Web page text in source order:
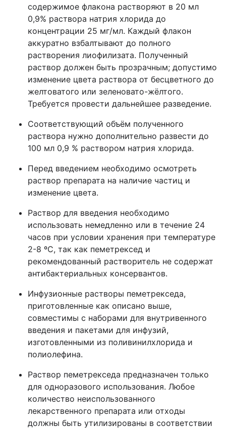
содержимое флакона растворяют в 20 мл
0,9% раствора натрия хлорида до
концентрации 25 мг/мл. Каждый флакон
аккуратно взбалтывают до полного
растворения лиофилизата. Полученный
раствор должен быть прозрачным; допустимо
изменение цвета раствора от бесцветного до
желтоватого или зеленовато-жёлтого.
Требуется провести дальнейшее разведение.
Соответствующий объём полученного
раствора нужно дополнительно развести до
100 мл 0,9 % раствором натрия хлорида.
Перед введением необходимо осмотреть
раствор препарата на наличие частиц и
изменение цвета.
Раствор для введения необходимо
использовать немедленно или в течение 24
часов при условии хранения при температуре
2-8 ºС, так как пеметрексед и
рекомендованный растворитель не содержат
антибактериальных консервантов.
Инфузионные растворы пеметрекседа,
приготовленные как описано выше,
совместимы с наборами для внутривенного
введения и пакетами для инфузий,
изготовленными из поливинилхлорида и
полиолефина.
Раствор пеметрекседа предназначен только
для одноразового использования. Любое
количество неиспользованного
лекарственного препарата или отходы
должны быть утилизированы в соответствии